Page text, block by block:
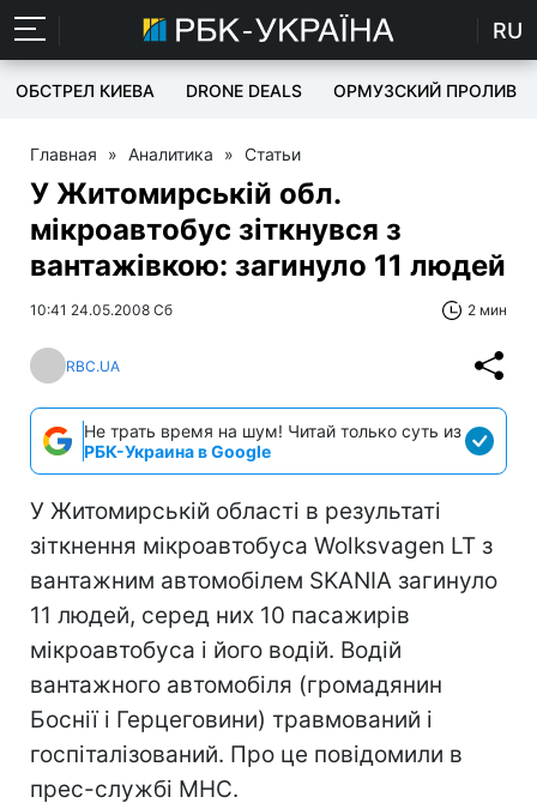
RU
ОБСТРЕЛ КИЕВА DRONE DEALS ОРМУЗСКИЙ ПРОЛИВ
Главная » Аналитика » Статьи
У Житомирській обл.
мікроавтобус зіткнувся з
вантажівкою: загинуло 11 людей
10:41 24.05.2008 Сб 2 мин
RBC.UA
Не трать время на шум! Читай только суть из
РБК-Украина в Google
У Житомирській області в результаті
зіткнення мікроавтобуса Wolksvagen LT з
вантажним автомобілем SKANIA загинуло
11 людей, серед них 10 пасажирів
мікроавтобуса і його водій. Водій
вантажного автомобіля (громадянин
Боснії і Герцеговини) травмований і
госпіталізований. Про це повідомили в
прес-службі МНС.